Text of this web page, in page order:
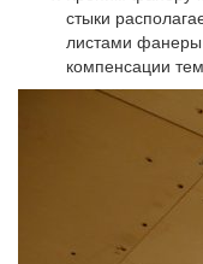
стыки
листами
компенсации